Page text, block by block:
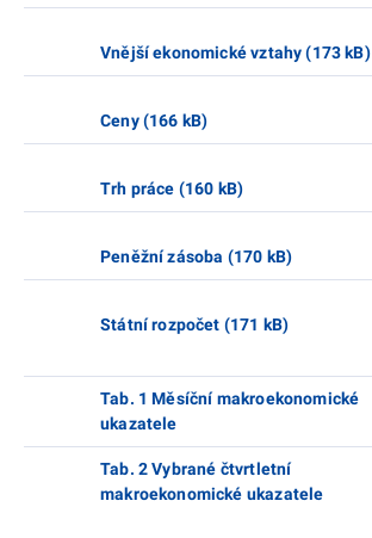
Vnější ekonomické vztahy (173 kB)
Ceny (166 kB)
Trh práce (160 kB)
Peněžní zásoba (170 kB)
Státní rozpočet (171 kB)
Tab. 1 Měsíční makroekonomické
ukazatele
Tab. 2 Vybrané čtvrtletní
makroekonomické ukazatele